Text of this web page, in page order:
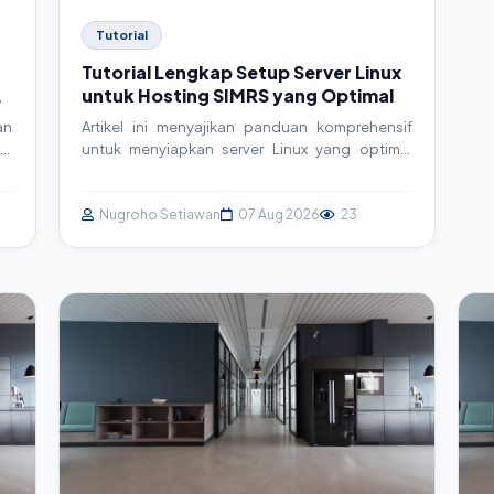
Tutorial
Tutorial Lengkap Setup Server Linux
untuk Hosting SIMRS yang Optimal
Artikel ini menyajikan panduan komprehensif
untuk menyiapkan server Linux yang optimal
praktis mulai dari instalasi OS hingga konfigurasi
Nugroho Setiawan 07 Aug 2026 23